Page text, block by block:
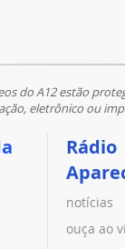
do A12 estão
eletrônico ou
Rádio
notícias
ouça ao